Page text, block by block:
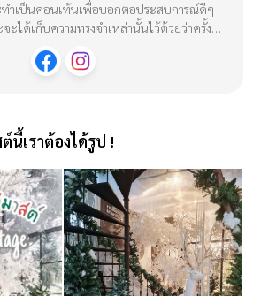
ทำเป็นคอนเท้นเพื่อบอกต่อประสบการณ์ดีๆ
ได้เก็บความทรงจำเหล่านั้นไว้ด้วยว่าครั้งนึง
นี้เราต้องได้รูป !